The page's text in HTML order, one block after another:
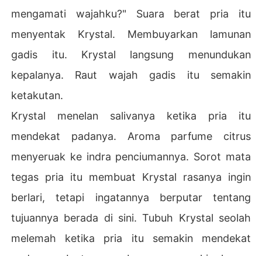
mengamati wajahku?" Suara berat pria itu
menyentak Krystal. Membuyarkan lamunan
gadis itu. Krystal langsung menundukan
kepalanya. Raut wajah gadis itu semakin
ketakutan.
Krystal menelan salivanya ketika pria itu
mendekat padanya. Aroma parfume citrus
menyeruak ke indra penciumannya. Sorot mata
tegas pria itu membuat Krystal rasanya ingin
berlari, tetapi ingatannya berputar tentang
tujuannya berada di sini. Tubuh Krystal seolah
melemah ketika pria itu semakin mendekat